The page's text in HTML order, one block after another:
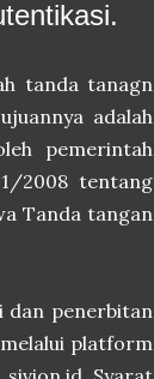
tanda tanagn
adalah
pemerintah
2008 tentang
Tanda tangan
dan penerbitan
platform